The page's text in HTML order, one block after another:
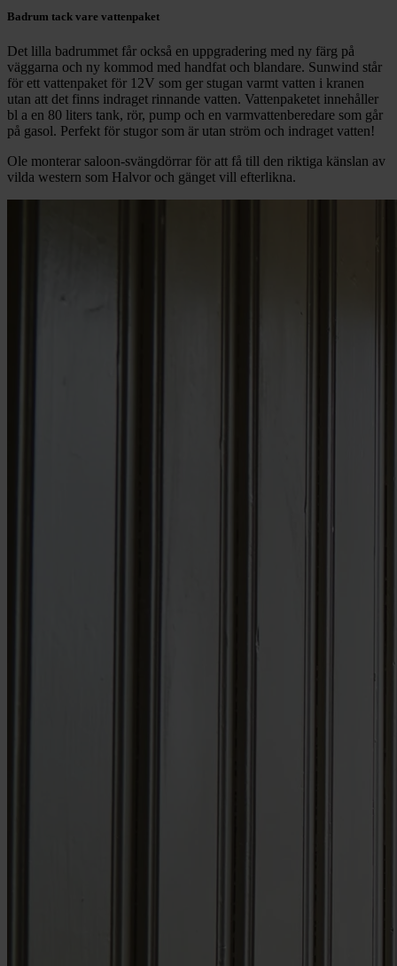
Badrum tack vare vattenpaket
Det lilla badrummet får också en uppgradering med ny färg på
väggarna och ny kommod med handfat och blandare. Sunwind står
för ett vattenpaket för 12V som ger stugan varmt vatten i kranen
utan att det finns indraget rinnande vatten. Vattenpaketet innehåller
bl a en 80 liters tank, rör, pump och en varmvattenberedare som går
på gasol. Perfekt för stugor som är utan ström och indraget vatten!
Ole monterar saloon-svängdörrar för att få till den riktiga känslan av
vilda western som Halvor och gänget vill efterlikna.